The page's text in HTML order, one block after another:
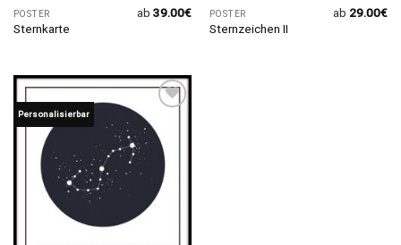
POSTER
Sternkarte
ab39.00€ POSTER
Sternzeichen II
ab 29.00€
Personalisierbar